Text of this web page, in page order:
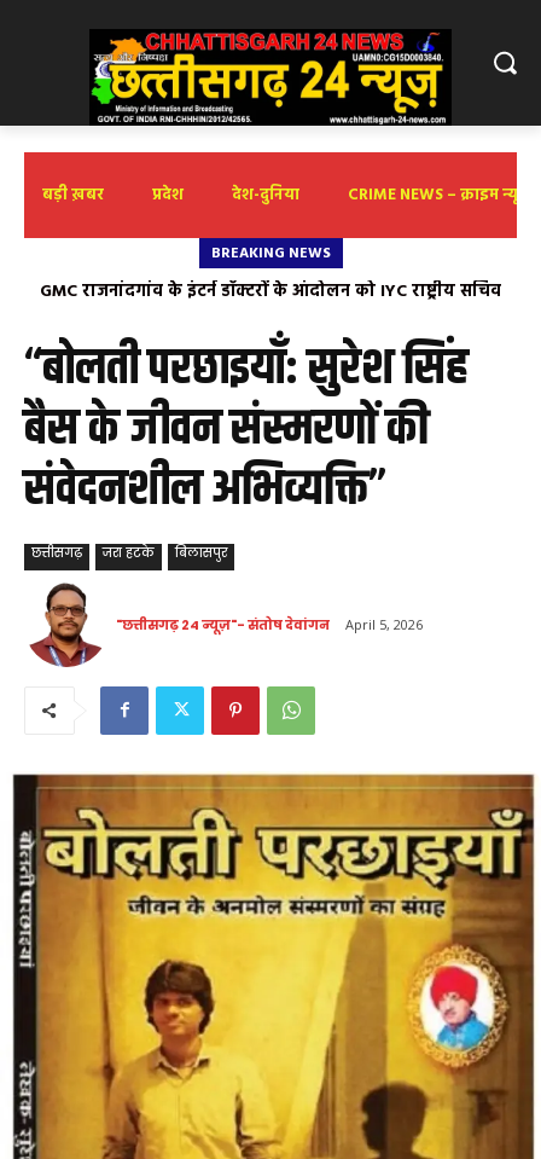
बड़ी ख़बर प्रदेश देश-दुनिया CRIME NEWS – क्राइम न्यूज़
BREAKING NEWS
श्रावण सोमवार को भांठागांव स्वयं भू शिव लिंगेश्वर मे निकलेगी भव्य
“बोलती परछाइयाँ: सुरेश सिंह
बैस के जीवन संस्मरणों की
संवेदनशील अभिव्यक्ति”
छत्तीसगढ़ जरा हटके बिलासपुर
"छत्तीसगढ़ 24 न्यूज़"- संतोष देवांगन April 5, 2026